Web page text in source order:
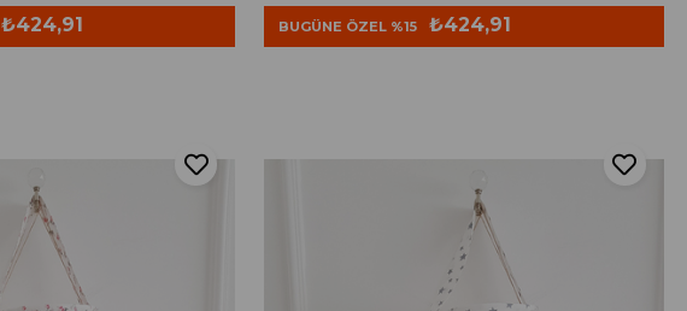
₺424,91 BUGÜNE ÖZEL %15 ₺424,91